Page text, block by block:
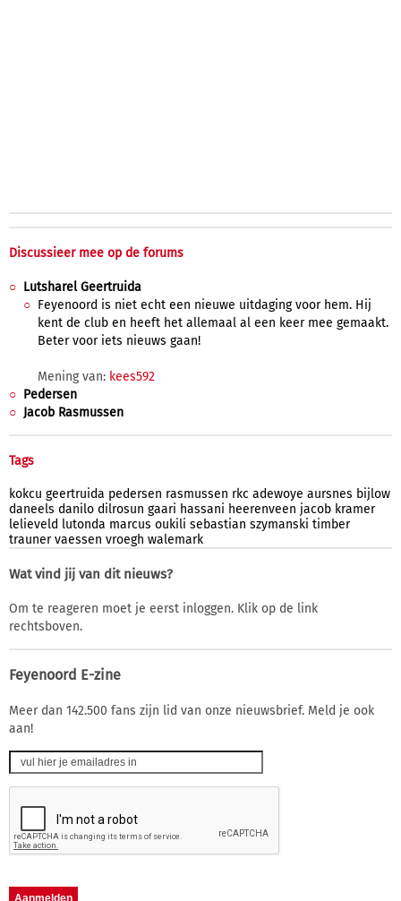
Discussieer mee op de forums
Lutsharel Geertruida
Feyenoord is niet echt een nieuwe uitdaging voor hem. Hij
kent de club en heeft het allemaal al een keer mee gemaakt.
Beter voor iets nieuws gaan!
Mening van: kees592
Pedersen
Jacob Rasmussen
Tags
kokcu geertruida pedersen rasmussen rkc adewoye aursnes bijlow
daneels danilo dilrosun gaari hassani heerenveen jacob kramer
lelieveld lutonda marcus oukili sebastian szymanski timber
trauner vaessen vroegh walemark
Wat vind jij van dit nieuws?
Om te reageren moet je eerst inloggen. Klik op de link
rechtsboven.
Feyenoord E-zine
Meer dan 142.500 fans zijn lid van onze nieuwsbrief. Meld je ook
aan!